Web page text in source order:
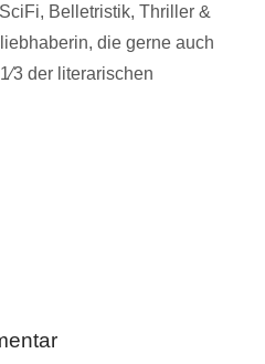
Belletristik, Thriller &
die gerne auch
der literarischen